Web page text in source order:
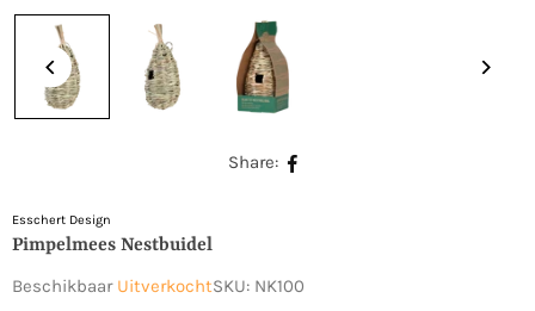
Share:
Esschert Design
Pimpelmees Nestbuidel
Beschikbaar UitverkochtSKU: NK100